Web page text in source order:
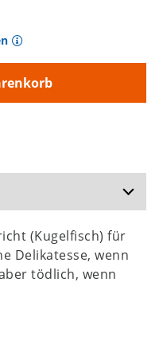
(Kugelfisch) für
Delikatesse, wenn
tödlich, wenn